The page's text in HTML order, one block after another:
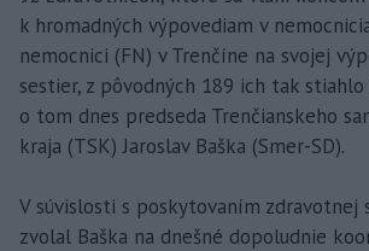
k hromadných výpovediam v
nemocnici (FN) v Trenčíne na svojej
sestier, z pôvodných 189 ich tak
o tom dnes predseda Trenčianskeho
kraja (TSK) Jaroslav Baška (Smer-SD).
V súvislosti s poskytovaním zdravotnej
zvolal Baška na dnešné dopoludnie